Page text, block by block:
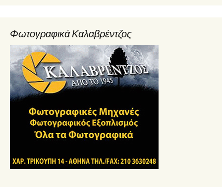
Φωτογραφικά Καλαβρέντζος